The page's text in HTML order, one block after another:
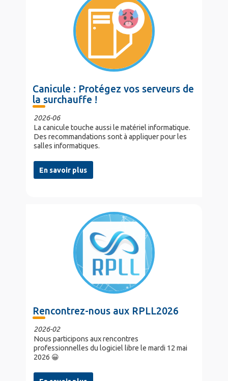
Canicule : Protégez vos serveurs de
la surchauffe !
2026-06
La canicule touche aussi le matériel informatique.
Des recommandations sont à appliquer pour les
salles informatiques.
En savoir plus
Rencontrez-nous aux RPLL2026
2026-02
Nous participons aux rencontres
professionnelles du logiciel libre le mardi 12 mai
2026 😀